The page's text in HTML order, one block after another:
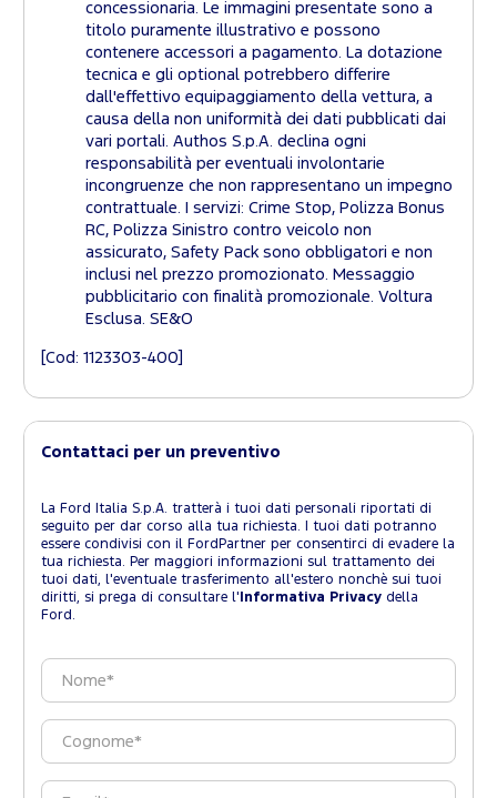
concessionaria. Le immagini presentate sono a
titolo puramente illustrativo e possono
contenere accessori a pagamento. La dotazione
tecnica e gli optional potrebbero differire
dall'effettivo equipaggiamento della vettura, a
causa della non uniformità dei dati pubblicati dai
vari portali. Authos S.p.A. declina ogni
responsabilità per eventuali involontarie
incongruenze che non rappresentano un impegno
contrattuale. I servizi: Crime Stop, Polizza Bonus
RC, Polizza Sinistro contro veicolo non
assicurato, Safety Pack sono obbligatori e non
inclusi nel prezzo promozionato. Messaggio
pubblicitario con finalità promozionale. Voltura
Esclusa. SE&O
[Cod: 1123303-400]
Contattaci per un preventivo
La Ford Italia S.p.A. tratterà i tuoi dati personali riportati di
seguito per dar corso alla tua richiesta. I tuoi dati potranno
essere condivisi con il FordPartner per consentirci di evadere la
tua richiesta. Per maggiori informazioni sul trattamento dei
tuoi dati, l'eventuale trasferimento all'estero nonchè sui tuoi
diritti, si prega di consultare l' Informativa Privacy della
Ford.